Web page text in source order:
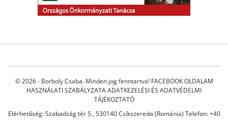
© 2026 - Borboly Csaba. Minden jog fenntartva! FACEBOOK OLDALAM
HASZNÁLATI SZABÁLYZATAADATKEZELÉSI ÉS ADATVÉDELMI
TÁJÉKOZTATÓ
Elérhetőség: Szabadság tér 5., 530140 Csíkszereda (Románia) Telefon: +40